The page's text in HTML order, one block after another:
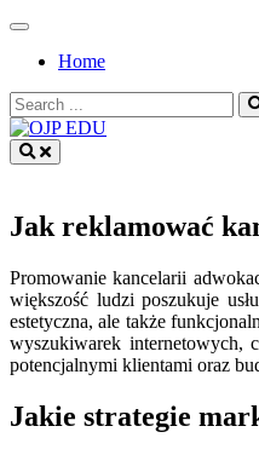
Skip
contentHome
Search
for:
Jak reklamować
Promowanie kancelarii
większość ludzi poszukuje
estetyczna, ale także
wyszukiwarek internetowych,
potencjalnymi klientami oraz
Jakie strategie